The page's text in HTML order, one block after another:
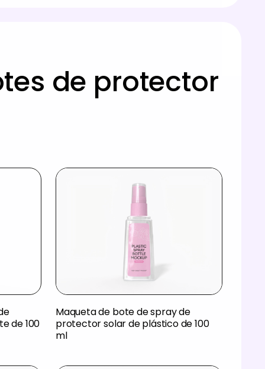
de protector
de 100
Maqueta de bote de spray de
protector solar de plástico de 100
ml